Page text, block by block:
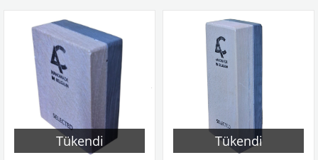
Tükendi Tükendi